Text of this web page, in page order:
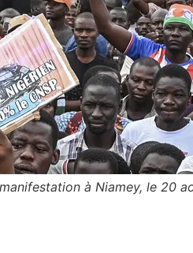
à Niamey, le 20